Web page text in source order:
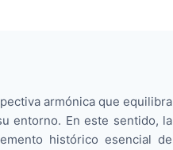
armónica que equilibra
entorno. En este sentido, la
histórico esencial de